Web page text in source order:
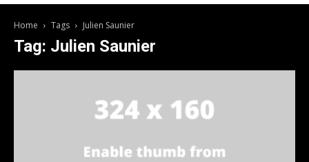
Home Tags Julien Saunier
Tag: Julien Saunier